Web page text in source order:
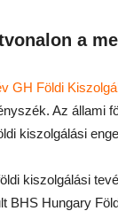
a
GH Földi
Az állami
kiszolgálási
kiszolgálási
BHS Hungary